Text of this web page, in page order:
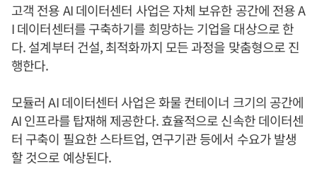
고객 전용 AI 데이터센터 사업은 자체 보유한 공간에 전용 A
I 데이터센터를 구축하기를 희망하는 기업을 대상으로 한
다. 설계부터 건설, 최적화까지 모든 과정을 맞춤형으로 진
행한다.
모듈러 AI 데이터센터 사업은 화물 컨테이너 크기의 공간에
AI 인프라를 탑재해 제공한다. 효율적으로 신속한 데이터센
터 구축이 필요한 스타트업, 연구기관 등에서 수요가 발생
할 것으로 예상된다.